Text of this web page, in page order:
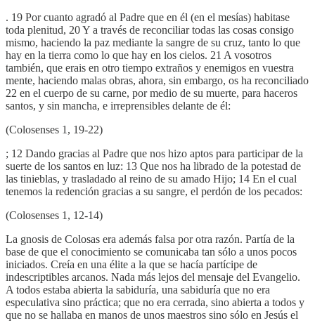
. 19 Por cuanto agradó al Padre que en él (en el mesías) habitase
toda plenitud, 20 Y a través de reconciliar todas las cosas consigo
mismo, haciendo la paz mediante la sangre de su cruz, tanto lo que
hay en la tierra como lo que hay en los cielos. 21 A vosotros
también, que erais en otro tiempo extraños y enemigos en vuestra
mente, haciendo malas obras, ahora, sin embargo, os ha reconciliado
22 en el cuerpo de su carne, por medio de su muerte, para haceros
santos, y sin mancha, e irreprensibles delante de él:
(Colosenses 1, 19-22)
; 12 Dando gracias al Padre que nos hizo aptos para participar de la
suerte de los santos en luz: 13 Que nos ha librado de la potestad de
las tinieblas, y trasladado al reino de su amado Hijo; 14 En el cual
tenemos la redención gracias a su sangre, el perdón de los pecados:
(Colosenses 1, 12-14)
La gnosis de Colosas era además falsa por otra razón. Partía de la
base de que el conocimiento se comunicaba tan sólo a unos pocos
iniciados. Creía en una élite a la que se hacía partícipe de
indescriptibles arcanos. Nada más lejos del mensaje del Evangelio.
A todos estaba abierta la sabiduría, una sabiduría que no era
especulativa sino práctica; que no era cerrada, sino abierta a todos y
que no se hallaba en manos de unos maestros sino sólo en Jesús el